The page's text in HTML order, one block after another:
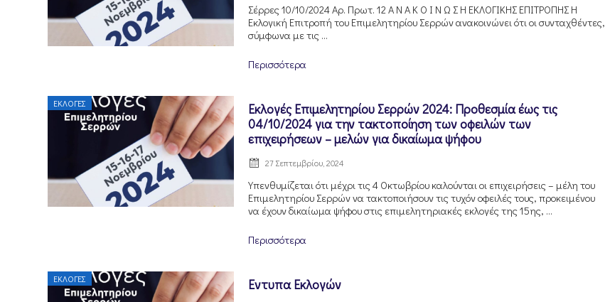
Σέρρες 10/10/2024 Αρ. Πρωτ. 12 Α Ν Α Κ Ο Ι Ν Ω Σ Η ΕΚΛΟΓΙΚΗΣ ΕΠΙΤΡΟΠΗΣ Η
Εκλογική Επιτροπή του Επιμελητηρίου Σερρών ανακοινώνει ότι οι συνταχθέντες,
σύμφωνα με τις ...
Περισσότερα
ΕΚΛΟΓΈΣ
Εκλογές Επιμελητηρίου Σερρών 2024: Προθεσμία έως τις
04/10/2024 για την τακτοποίηση των οφειλών των
επιχειρήσεων – μελών για δικαίωμα ψήφου
27 Σεπτεμβρίου, 2024
Υπενθυμίζεται ότι μέχρι τις 4 Οκτωβρίου καλούνται οι επιχειρήσεις – μέλη του
Επιμελητηρίου Σερρών να τακτοποιήσουν τις τυχόν οφειλές τους, προκειμένου
να έχουν δικαίωμα ψήφου στις επιμελητηριακές εκλογές της 15ης, ...
Περισσότερα
ΕΚΛΟΓΈΣ Εντυπα Εκλογών